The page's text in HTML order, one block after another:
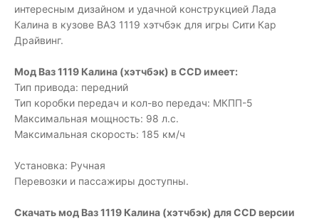
интересным дизайном и удачной конструкцией Лада
Калина в кузове ВАЗ 1119 хэтчбэк для игры Сити Кар
Драйвинг.
Мод Ваз 1119 Калина (хэтчбэк) в CCD имеет:
Тип привода: передний
Тип коробки передач и кол-во передач: МКПП-5
Максимальная мощность: 98 л.с.
Максимальная скорость: 185 км/ч
Установка: Ручная
Перевозки и пассажиры доступны.
Скачать мод Ваз 1119 Калина (хэтчбэк) для CCD версии